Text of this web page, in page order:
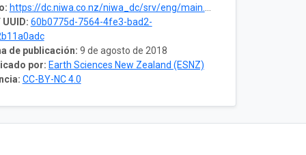
https://dc.niwa.co.nz/niwa_dc/srv/eng/main.home?uuid=3820c952-b5e0-9db3-4c43-6cdbe5e4e6a5
UUID: 60b0775d-7564-4fe3-bad2-
de publicación: 9 de agosto de 2018
por: Earth Sciences New Zealand (ESNZ)
CC-BY-NC 4.0